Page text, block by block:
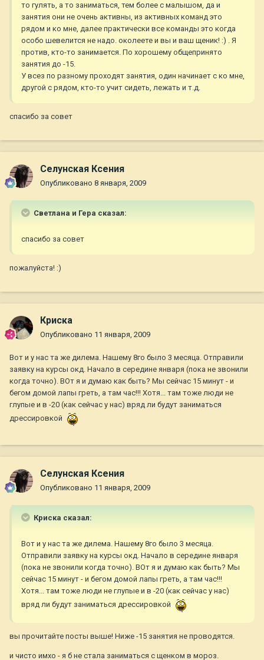
то гулять, а то заниматься, тем более с малышом, да и
занятия они не очень активны, из активных команд это
рядом и ко мне, далее практически все команды это когда
особо шевелится не надо. околеете и вы и ваш щеник! :) . Я
против, кто-то занимается. По хорошему общепринято
занятия до -15.
У всез по разному проходят занятия, один начинает с ко мне,
другой с рядом, кто-то учит сидеть, лежать и т.д.
спасибо за совет
Селунская Ксения
Опубликовано 8 января, 2009
Светлана и Гера сказал:
спасибо за совет
пожалуйста! :)
Криска
Опубликовано 11 января, 2009
Вот и у нас та же дилема. Нашему 8го было 3 месяца. Отправили
заявку на курсы окд. Начало в середине января (пока не звонили
когда точно). ВОт я и думаю как быть? Мы сейчас 15 минут - и
бегом домой лапы греть, а там час!!! Хотя... там тоже люди не
глупые и в -20 (как сейчас у нас) вряд ли будут заниматься
дрессировкой
Селунская Ксения
Опубликовано 11 января, 2009
Криска сказал:
Вот и у нас та же дилема. Нашему 8го было 3 месяца.
Отправили заявку на курсы окд. Начало в середине января
(пока не звонили когда точно). ВОт я и думаю как быть? Мы
сейчас 15 минут - и бегом домой лапы греть, а там час!!!
Хотя... там тоже люди не глупые и в -20 (как сейчас у нас)
вряд ли будут заниматься дрессировкой
вы прочитайте посты выше! Ниже -15 занятия не проводятся.
и чисто имхо - я б не стала заниматься с щенком в мороз.